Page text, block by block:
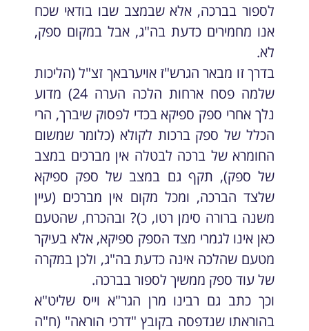
לספור בברכה, אלא שבמצב שבו בודאי שכח
אנו מחמירים כדעת בה"ג, אבל במקום ספק,
לא.
בדרך זו מבאר הגרש"ז אויערבאך זצ"ל (הליכות
שלמה פסח ארחות הלכה הערה 24) מדוע
נלך אחרי ספק ספיקא בכדי לפסוק שיברך, הרי
הכלל של ספק ברכות לקולא (כלומר שמשום
החומרא של ברכה לבטלה אין מברכים במצב
של ספק), תקף גם במצב של ספק ספיקא
שלצד הברכה, ומכל מקום אין מברכים (עיין
משנה ברורה סימן רטו, כ)? ובהכרח, שהטעם
כאן אינו לגמרי מצד הספק ספיקא, אלא בעיקר
מטעם שהלכה אינה כדעת בה"ג, ולכן במקרה
של עוד ספק ממשיך לספור בברכה.
וכך כתב גם רבינו מרן הגר"א וייס שליט"א
בהוראתו שנדפסה בקובץ "דרכי הוראה" (ח"ה